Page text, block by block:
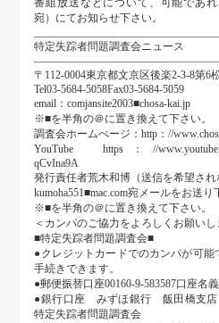
番組放送などについて、可能であ
宛）にてお知らせ下さい。
特定失踪者問題調査会ニュース
〒112-0004東京都文京区後楽2-3-8第6
Tel03-5684-5058Fax03-5684-5059
email：comjansite2003■chosa-kai.jp
※■を半角の＠に置き換えて下さい。
調査会ホームぺージ：http：//
YouTube https：//
qCvIna9A
発行責任者荒木和博（送信を希望さ
kumoha551■mac.com宛メールをお送り
※■を半角の＠に置き換えて下さい。
＜カンパのご協力をよろしくお願いし
■特定失踪者問題調査会■
●クレジットカードでのカンパが可
手続きできます。
●郵便振替口座00160-9-583587口座名
●銀行口座 みずほ銀行 飯田橋支
特定失踪者問題調査会